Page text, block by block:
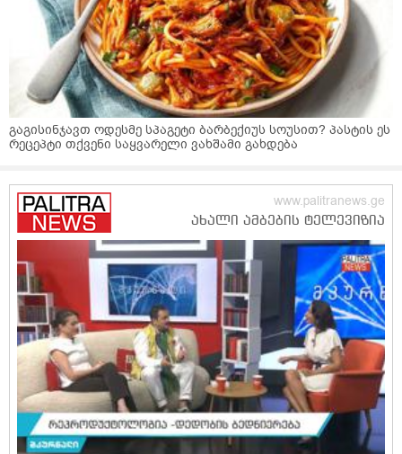
გაგისინჯავთ ოდესმე სპაგეტი ბარბექიუს სოუსით? პასტის ეს
რეცეპტი თქვენი საყვარელი ვახშამი გახდება